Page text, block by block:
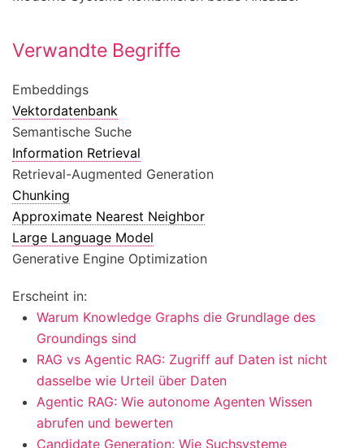
Verwandte Begriffe
Embeddings
Vektordatenbank
Semantische Suche
Information Retrieval
Retrieval-Augmented Generation
Chunking
Approximate Nearest Neighbor
Large Language Model
Generative Engine Optimization
Erscheint in:
Warum Knowledge Graphs die Grundlage des
Groundings sind
RAG vs Agentic RAG: Zugriff auf Daten ist nicht
dasselbe wie Urteil über Daten
Agentic RAG: Wie autonome Agenten Wissen
abrufen und bewerten
Candidate Generation: Wie Suchsysteme